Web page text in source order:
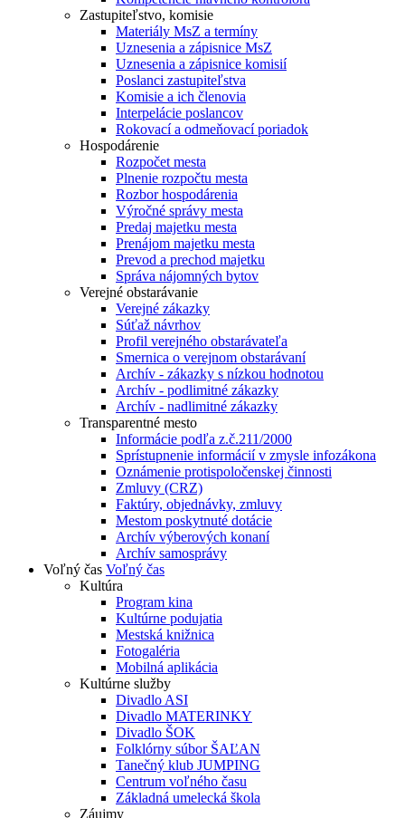
Zastupiteľstvo, komisie
Materiály MsZ a termíny
Uznesenia a zápisnice MsZ
Uznesenia a zápisnice komisií
Poslanci zastupiteľstva
Komisie a ich členovia
Interpelácie poslancov
Rokovací a odmeňovací poriadok
Hospodárenie
Rozpočet mesta
Plnenie rozpočtu mesta
Rozbor hospodárenia
Výročné správy mesta
Predaj majetku mesta
Prenájom majetku mesta
Prevod a prechod majetku
Správa nájomných bytov
Verejné obstarávanie
Verejné zákazky
Súťaž návrhov
Profil verejného obstarávateľa
Smernica o verejnom obstarávaní
Archív - zákazky s nízkou hodnotou
Archív - podlimitné zákazky
Archív - nadlimitné zákazky
Transparentné mesto
Informácie podľa z.č.211/2000
Sprístupnenie informácií v zmysle infozákona
Oznámenie protispoločenskej činnosti
Zmluvy (CRZ)
Faktúry, objednávky, zmluvy
Mestom poskytnuté dotácie
Archív výberových konaní
Archív samosprávy
Voľný čas Voľný čas
Kultúra
Program kina
Kultúrne podujatia
Mestská knižnica
Fotogaléria
Mobilná aplikácia
Kultúrne služby
Divadlo ASI
Divadlo MATERINKY
Divadlo ŠOK
Folklórny súbor ŠAĽAN
Tanečný klub JUMPING
Centrum voľného času
Základná umelecká škola
Záujmy